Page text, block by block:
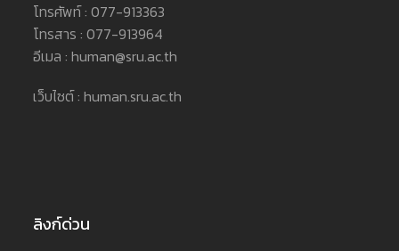
โทรศัพท์ : 077-913363
โทรสาร : 077-913964
อีเมล : human@sru.ac.th
เว็บไซต์ : human.sru.ac.th
ลิงก์ด่วน